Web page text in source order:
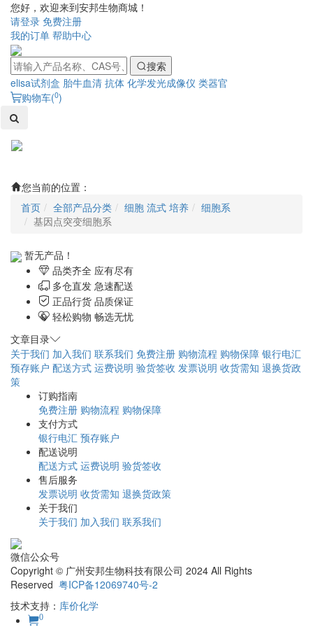
您好，欢迎来到安邦生物商城！
请登录 免费注册
我的订单 帮助中心
搜索
elisa试剂盒 胎牛血清 抗体 化学发光成像仪 类器官
购物车(0)
您当前的位置：
首页
全部产品分类 细胞 流式 培养
细胞系
基因点突变细胞系
暂无产品！
品类齐全 应有尽有
多仓直发 急速配送
正品行货 品质保证
轻松购物 畅选无忧
文章目录
关于我们 加入我们 联系我们 免费注册 购物流程 购物保障 银行电汇
预存账户 配送方式 运费说明 验货签收 发票说明 收货需知 退换货政
策
订购指南
免费注册 购物流程 购物保障
支付方式
银行电汇 预存账户
配送说明
配送方式 运费说明 验货签收
售后服务
发票说明 收货需知 退换货政策
关于我们
关于我们 加入我们 联系我们
微信公众号
Copyright © 广州安邦生物科技有限公司 2024 All Rights
Reserved 粤ICP备12069740号-2
技术支持： 库价化学
0